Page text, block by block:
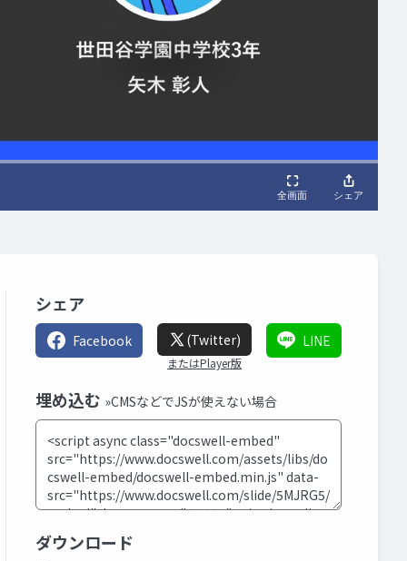
シェア
Facebook (Twitter)
またはPlayer版
LINE
埋め込む »CMSなどでJSが使えない場合
ダウンロード